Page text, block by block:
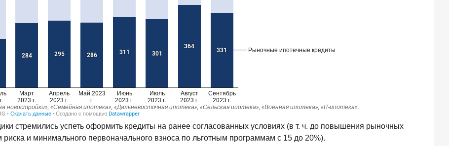
стремились успеть оформить кредиты на ранее согласованных условиях (в т. ч. до повышения рыночных
и минимального первоначального взноса по льготным программам с 15 до 20%).